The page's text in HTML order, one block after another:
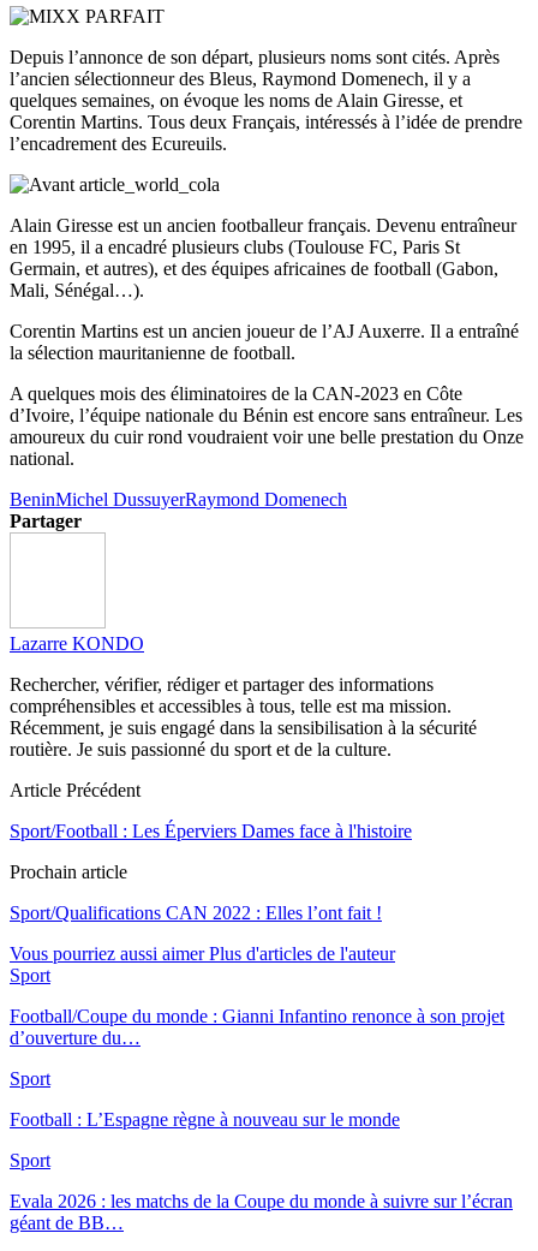
Depuis l’annonce de son départ, plusieurs noms sont cités. Après
l’ancien sélectionneur des Bleus, Raymond Domenech, il y a
quelques semaines, on évoque les noms de Alain Giresse, et
Corentin Martins. Tous deux Français, intéressés à l’idée de prendre
l’encadrement des Ecureuils.
Alain Giresse est un ancien footballeur français. Devenu entraîneur
en 1995, il a encadré plusieurs clubs (Toulouse FC, Paris St
Germain, et autres), et des équipes africaines de football (Gabon,
Mali, Sénégal…).
Corentin Martins est un ancien joueur de l’AJ Auxerre. Il a entraîné
la sélection mauritanienne de football.
A quelques mois des éliminatoires de la CAN-2023 en Côte
d’Ivoire, l’équipe nationale du Bénin est encore sans entraîneur. Les
amoureux du cuir rond voudraient voir une belle prestation du Onze
national.
BeninMichel DussuyerRaymond Domenech
Partager
Lazarre KONDO
Rechercher, vérifier, rédiger et partager des informations
compréhensibles et accessibles à tous, telle est ma mission.
Récemment, je suis engagé dans la sensibilisation à la sécurité
routière. Je suis passionné du sport et de la culture.
Article Précédent
Sport/Football : Les Éperviers Dames face à l'histoire
Prochain article
Sport/Qualifications CAN 2022 : Elles l’ont fait !
Vous pourriez aussi aimer Plus d'articles de l'auteur
Sport
Football/Coupe du monde : Gianni Infantino renonce à son projet
d’ouverture du…
Sport
Football : L’Espagne règne à nouveau sur le monde
Sport
Evala 2026 : les matchs de la Coupe du monde à suivre sur l’écran
géant de BB…